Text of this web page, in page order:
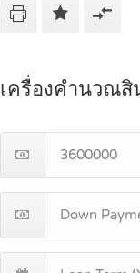
เครื่องคำนวณสิ